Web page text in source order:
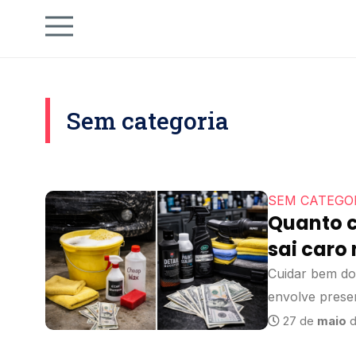
Sem categoria
SEM
Quanto
sai caro
Cuidar bem
envolve
pessoas...
27 de maio